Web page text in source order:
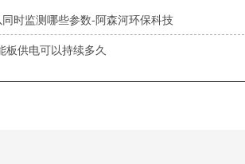
时监测哪些参数-阿森河环保科技
板供电可以持续多久